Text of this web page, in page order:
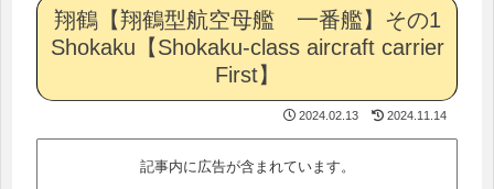
翔鶴【翔鶴型航空母艦 一番艦】その1
Shokaku【Shokaku-class aircraft carrier
First】
2024.02.13 2024.11.14
記事内に広告が含まれています。